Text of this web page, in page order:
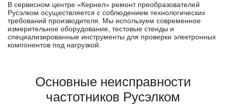
В сервисном центре «Кернел» ремонт преобразователей
Русэлком осуществляется с соблюдением технологических
требований производителя. Мы используем современное
измерительное оборудование, тестовые стенды и
специализированные инструменты для проверки электронных
компонентов под нагрузкой.
Основные неисправности
частотников Русэлком